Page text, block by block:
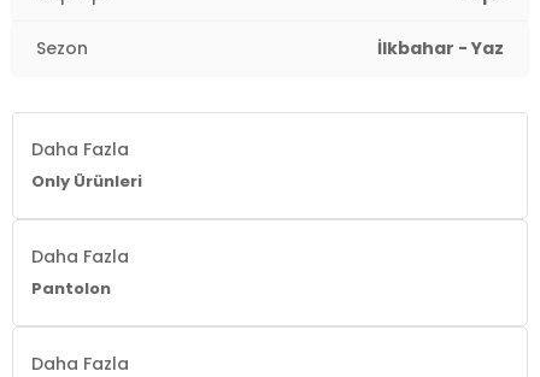
Sezon İlkbahar - Yaz
Daha Fazla
Only Ürünleri
Daha Fazla
Pantolon
Daha Fazla